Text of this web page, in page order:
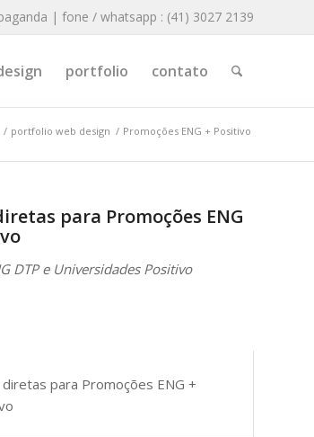
| fone / whatsapp : (41) 3027 2139
portfolio contato
/ portfolio web design / Promoções ENG + Positivo
para Promoções ENG
DTP e Universidades Positivo
diretas para Promoções ENG +